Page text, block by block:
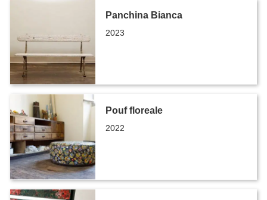
Panchina Bianca
2023
Pouf floreale
2022